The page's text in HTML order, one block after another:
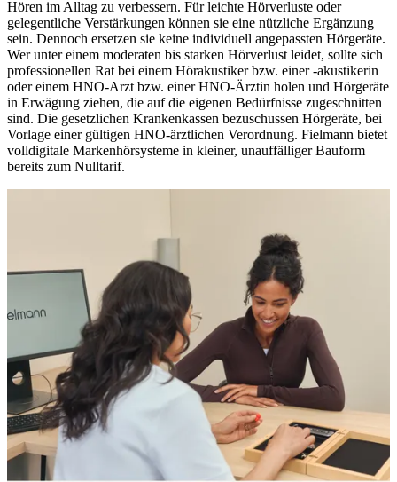
Hören im Alltag zu verbessern. Für leichte Hörverluste oder
gelegentliche Verstärkungen können sie eine nützliche Ergänzung
sein. Dennoch ersetzen sie keine individuell angepassten Hörgeräte.
Wer unter einem moderaten bis starken Hörverlust leidet, sollte sich
professionellen Rat bei einem Hörakustiker bzw. einer -akustikerin
oder einem HNO-Arzt bzw. einer HNO-Ärztin holen und Hörgeräte
in Erwägung ziehen, die auf die eigenen Bedürfnisse zugeschnitten
sind. Die gesetzlichen Krankenkassen bezuschussen Hörgeräte, bei
Vorlage einer gültigen HNO-ärztlichen Verordnung. Fielmann bietet
volldigitale Markenhörsysteme in kleiner, unauffälliger Bauform
bereits zum Nulltarif.